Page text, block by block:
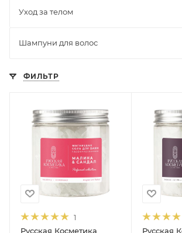
Уход за телом
Шампуни для волос
ФИЛЬТР
1
Русская Косметика
Русская